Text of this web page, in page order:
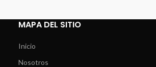
MAPA DEL SITIO
Inicio
Nosotros